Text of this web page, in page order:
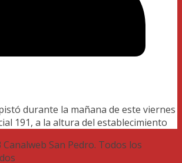
durante la mañana de este viernes
191, a la altura del establecimiento